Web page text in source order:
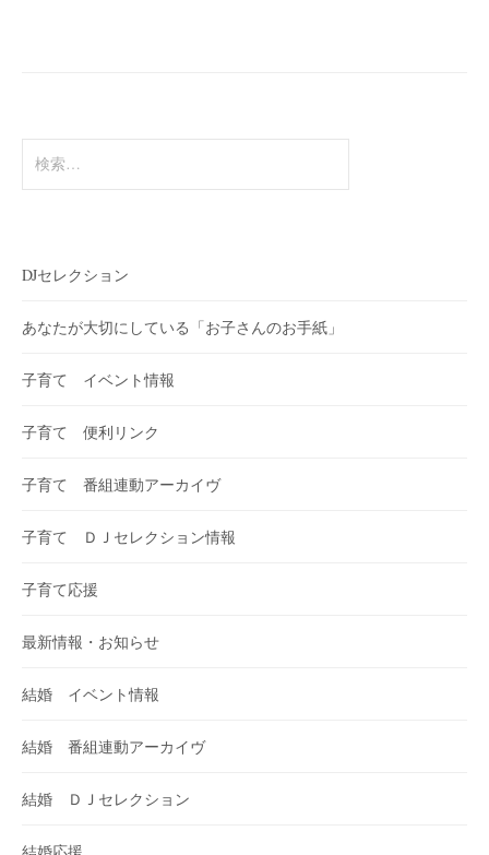
索:
DJセレクション
あなたが大切にしている「お子さんのお手紙」
子育て イベント情報
子育て 便利リンク
子育て 番組連動アーカイヴ
子育て ＤＪセレクション情報
子育て応援
最新情報・お知らせ
結婚 イベント情報
結婚 番組連動アーカイヴ
結婚 ＤＪセレクション
結婚応援